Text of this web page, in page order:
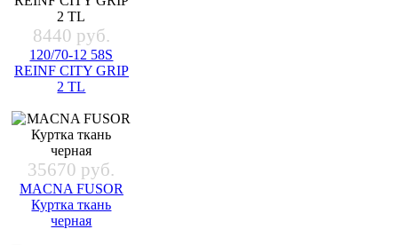
8440 руб.
120/70-12 58S
REINF CITY GRIP
2 TL
35670 руб.
MACNA FUSOR
Куртка ткань
черная